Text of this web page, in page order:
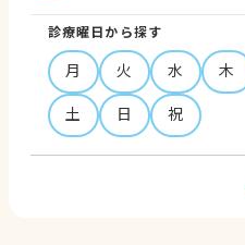
診療曜日から探す
月 火 水 木
土
日 祝